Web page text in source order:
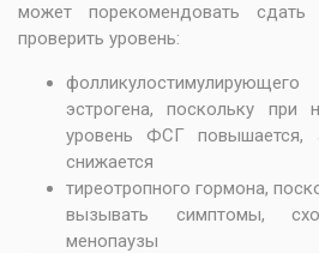
может порекомендовать
проверить уровень:
эстрогена, поскольку при
уровень ФСГ повышается,
снижается
тиреотропного гормона,
вызывать симптомы,
менопаузы